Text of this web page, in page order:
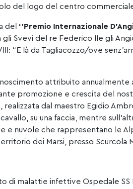
del logo del centro
del ‘’Premio Internazionale
Svevi del re Federico IIe gli
“E là da Tagliacozzo/ove
attribuito
promozione e crescita del
realizzata dal maestro Egidio
su una faccia, mentre
e nuvole che rappresentano le
dei Marsi, presso Scurcola
di malattie infettive Ospedale SS